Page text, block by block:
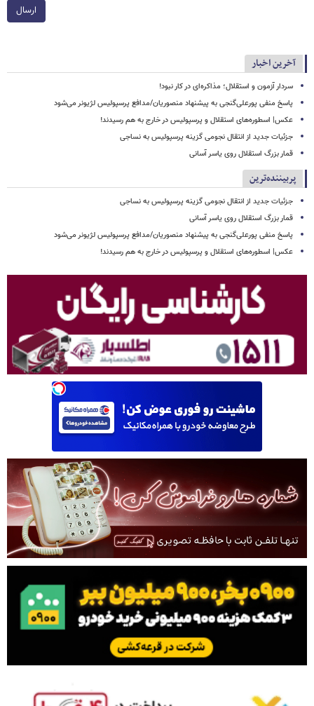
ارسال
آخرین اخبار
سردار آزمون و استقلال؛ مذاکره‌ای در کار نبود!
پاسخ منفی پورعلی‌گنجی به پیشنهاد منصوریان/مدافع پرسپولیس لژیونر می‌شود
عکس| اسطوره‌های استقلال و پرسپولیس در خارج به هم رسیدند!
جزئیات جدید از انتقال نجومی گزینه پرسپولیس به نساجی
قمار بزرگ استقلال روی یاسر آسانی
پربیننده‌ترین
جزئیات جدید از انتقال نجومی گزینه پرسپولیس به نساجی
قمار بزرگ استقلال روی یاسر آسانی
پاسخ منفی پورعلی‌گنجی به پیشنهاد منصوریان/مدافع پرسپولیس لژیونر می‌شود
عکس| اسطوره‌های استقلال و پرسپولیس در خارج به هم رسیدند!